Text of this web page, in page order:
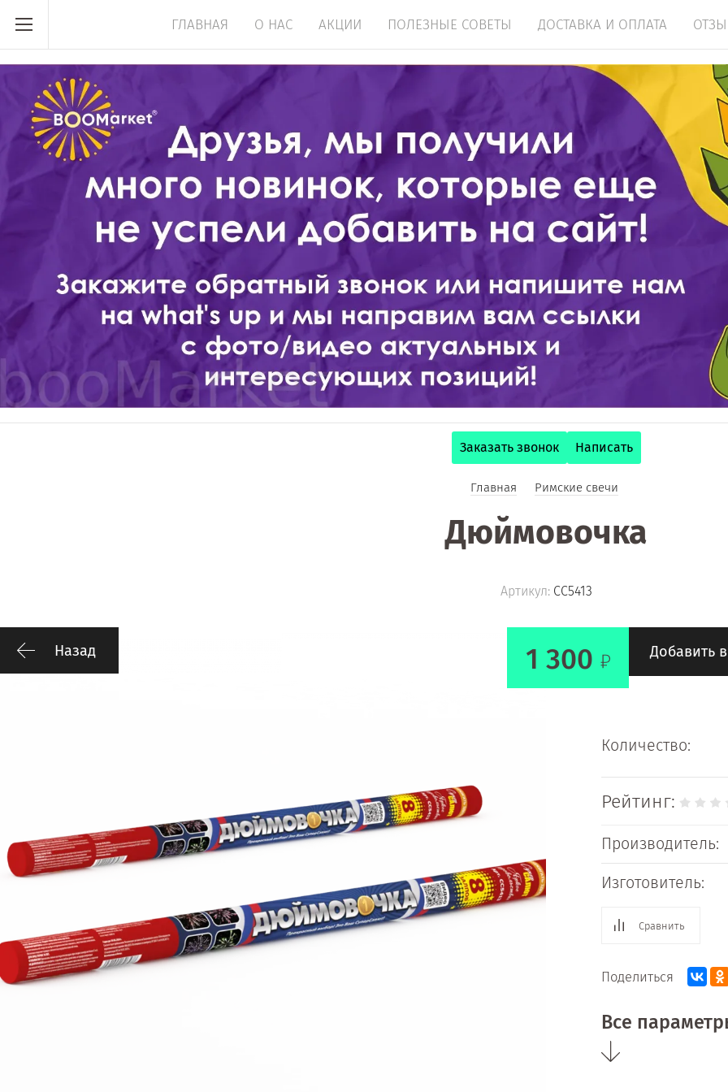
ГЛАВНАЯ О НАС АКЦИИ ПОЛЕЗНЫЕ СОВЕТЫ ДОСТАВКА И ОПЛАТА
Заказать звонок Написать
Главная Римские свечи
Дюймовочка
Артикул:СС5413
Назад 1 300 Добавить
Количество:
Рейтинг:
Производитель:
Изготовитель:
Сравнить
Поделиться
Все